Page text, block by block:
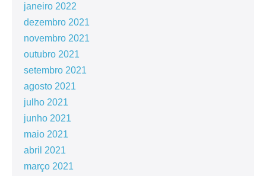
janeiro 2022
dezembro 2021
novembro 2021
outubro 2021
setembro 2021
agosto 2021
julho 2021
junho 2021
maio 2021
abril 2021
março 2021